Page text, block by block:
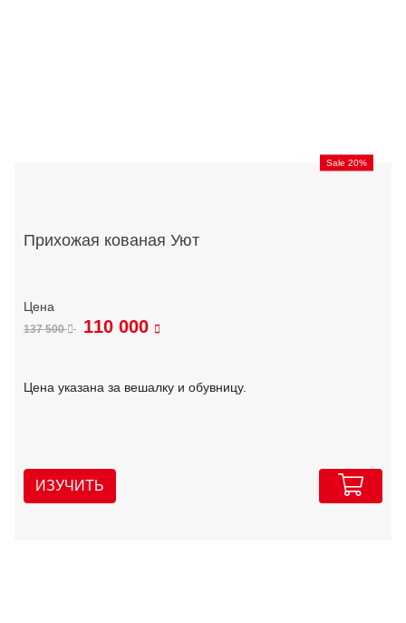
Sale 20%
Прихожая кованая Уют
137 500 110 000
Цена указана за вешалку и обувницу.
ИЗУЧИТЬ